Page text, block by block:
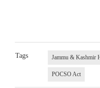
Tags Jammu & Kashmir
POCSO Act